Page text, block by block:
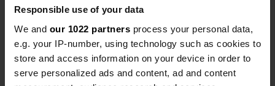
Responsible use of your data
We and our 1022 partners process your personal data,
e.g. your IP-number, using technology such as cookies to
store and access information on your device in order to
serve personalized ads and content, ad and content
Kontakt
Standort
route d'aigues mortes